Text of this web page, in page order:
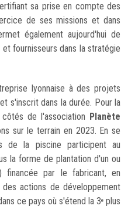
sa prise en compte des
de ses missions et dans
également aujourd'hui de
fournisseurs dans la stratégie
lyonnaise à des projets
s'inscrit dans la durée. Pour la
de l'association Planète
sur le terrain en 2023. En se
de la piscine participent au
la forme de plantation d'un ou
financée par le fabricant, en
actions de développement
ce pays où s'étend la 3e plus